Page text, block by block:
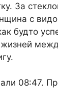
За
с
будто
жизней
08:47.